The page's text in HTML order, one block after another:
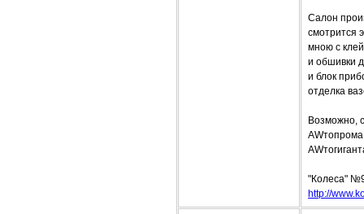
Салон
смотрится
мною с
и обшивки
и блок
отделка
Возможно,
"Колеса"
http://